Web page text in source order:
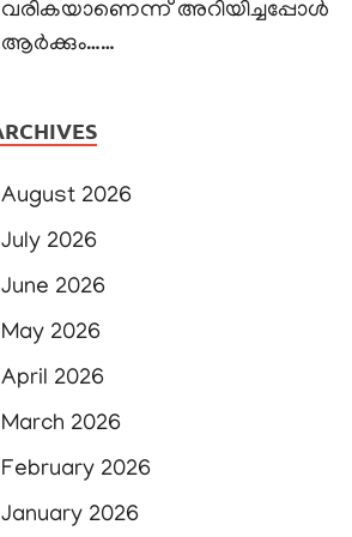
വരികയാണെന്ന് അറിയിച്ചപ്പോൾ
ആർക്കും……
August 2026
July 2026
June 2026
May 2026
April 2026
March 2026
February 2026
January 2026